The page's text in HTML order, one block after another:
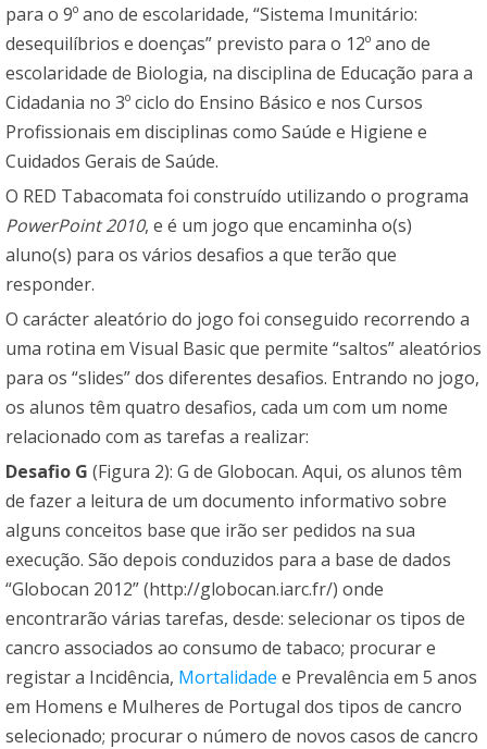
para o 9º ano de escolaridade, “Sistema Imunitário:
desequilíbrios e doenças” previsto para o 12º ano de
escolaridade de Biologia, na disciplina de Educação para a
Cidadania no 3º ciclo do Ensino Básico e nos Cursos
Profissionais em disciplinas como Saúde e Higiene e
Cuidados Gerais de Saúde.
O RED Tabacomata foi construído utilizando o programa
PowerPoint 2010, e é um jogo que encaminha o(s)
aluno(s) para os vários desafios a que terão que
responder.
O carácter aleatório do jogo foi conseguido recorrendo a
uma rotina em Visual Basic que permite “saltos” aleatórios
para os “slides” dos diferentes desafios. Entrando no jogo,
os alunos têm quatro desafios, cada um com um nome
relacionado com as tarefas a realizar:
Desafio G (Figura 2): G de Globocan. Aqui, os alunos têm
de fazer a leitura de um documento informativo sobre
alguns conceitos base que irão ser pedidos na sua
execução. São depois conduzidos para a base de dados
“Globocan 2012” (http://globocan.iarc.fr/) onde
encontrarão várias tarefas, desde: selecionar os tipos de
cancro associados ao consumo de tabaco; procurar e
registar a Incidência, Mortalidade e Prevalência em 5 anos
em Homens e Mulheres de Portugal dos tipos de cancro
selecionado; procurar o número de novos casos de cancro